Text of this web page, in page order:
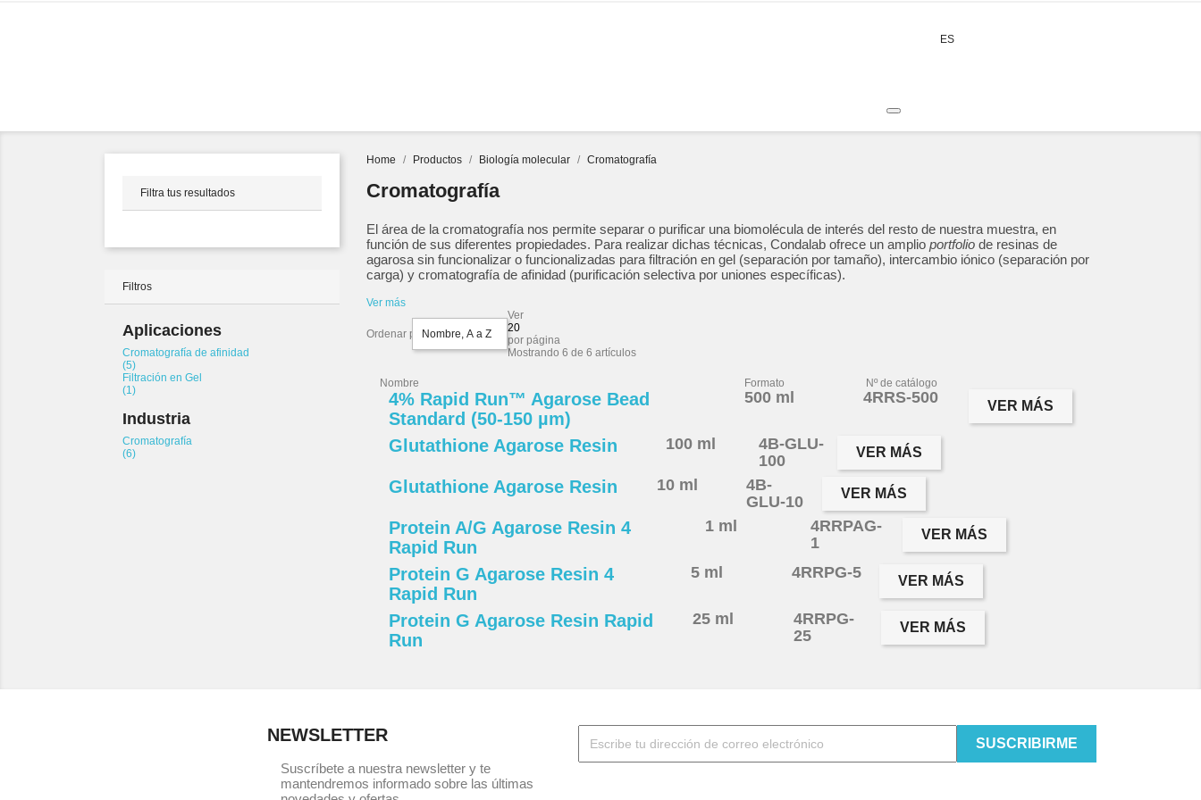
ES
Filtra tus resultados
Filtros
Aplicaciones
Cromatografía de afinidad
(5)
Filtración en Gel
(1)
Industria
Cromatografía
(6)
Home Productos Biología molecular Cromatografía
Cromatografía
El área de la cromatografía nos permite separar o purificar una biomolécula de interés del resto de nuestra muestra, en
función de sus diferentes propiedades. Para realizar dichas técnicas, Condalabofrece un amplio portfoliode resinas de
agarosa sin funcionalizar o funcionalizadas para filtración en gel (separación por tamaño), intercambio iónico (separación por
carga) y cromatografía de afinidad (purificación selectiva por uniones específicas).
Ver más
Ordenar porNombre, A a Z
Ver
20
por página
Mostrando 6 de 6 artículos
Nombre Formato Nº de catálogo
4% Rapid Run™ Agarose Bead
Standard (50-150 µm)
500 ml 4RRS-500 VER MÁS
Glutathione Agarose Resin 100 ml
4B-GLU-
100
VER MÁS
Glutathione Agarose Resin 10 ml
4B-
GLU-10
VER MÁS
Protein A/G Agarose Resin 4
Rapid Run
1 ml
4RRPAG-
1
VER MÁS
Protein G Agarose Resin 4
Rapid Run
5 ml 4RRPG-5 VER MÁS
Protein G Agarose Resin Rapid
Run
25 ml
4RRPG-
25
VER MÁS
NEWSLETTER
Suscríbete a nuestra newsletter y te
mantendremos informado sobre las últimas